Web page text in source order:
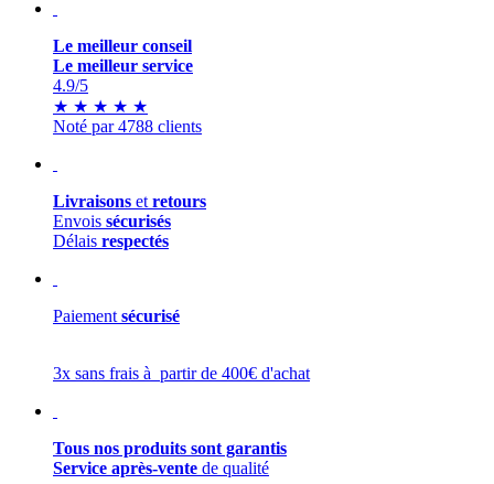
Le meilleur conseil
Le meilleur service
4.9/5
★ ★ ★ ★ ★
Noté par 4788 clients
Livraisons et retours
Envois sécurisés
Délais respectés
Paiement sécurisé
3x sans frais à partir de 400€ d'achat
Tous nos produits sont garantis
Service après-vente de qualité